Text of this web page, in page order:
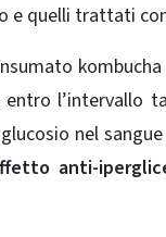
e quelli trattati
l’intervallo
nel
anti-